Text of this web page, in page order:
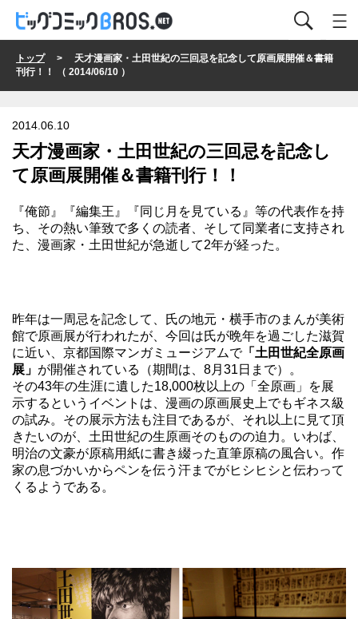
トップ> 天才漫画家・土田世紀の三回忌を記念して原画展開催＆書籍
刊行！！ （ 2014/06/10 ）
2014.06.10
天才漫画家・土田世紀の三回忌を記念し
て原画展開催＆書籍刊行！！
『俺節』『編集王』『同じ月を見ている』等の代表作を持
ち、その熱い筆致で多くの読者、そして同業者に支持され
た、漫画家・土田世紀が急逝して2年が経った。
昨年は一周忌を記念して、氏の地元・横手市のまんが美術
館で原画展が行われたが、今回は氏が晩年を過ごした滋賀
に近い、京都国際マンガミュージアムで「土田世紀全原画
展」 が開催されている（期間は、8月31日まで）。
その43年の生涯に遺した18,000枚以上の「全原画」を展
示するというイベントは、漫画の原画展史上でもギネス級
の試み。その展示方法も注目であるが、それ以上に見て頂
きたいのが、土田世紀の生原画そのものの迫力。いわば、
明治の文豪が原稿用紙に書き綴った直筆原稿の風合い。作
家の息づかいからペンを伝う汗までがヒシヒシと伝わって
くるようである。